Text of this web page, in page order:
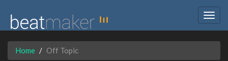
Home Off Topic